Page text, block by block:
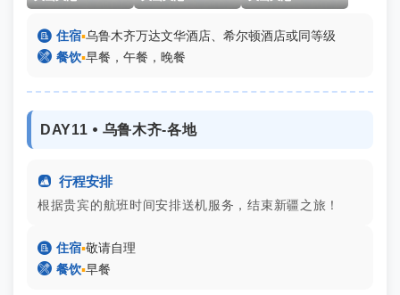
 住宿▪乌鲁木齐万达文华酒店、希尔顿酒店或同等级
 餐饮▪早餐，午餐，晚餐
DAY11 ⦁ 乌鲁木齐-各地
 行程安排
根据贵宾的航班时间安排送机服务，结束新疆之旅！
 住宿▪敬请自理
 餐饮▪早餐